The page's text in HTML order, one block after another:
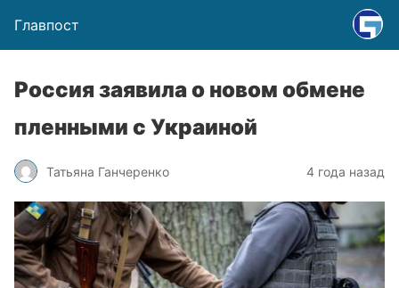
Главпост
Россия заявила о новом обмене
пленными с Украиной
Татьяна Ганчеренко 4 года назад